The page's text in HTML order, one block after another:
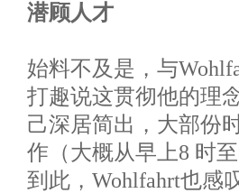
潜顾人才
始料不及是，与
打趣说这贯彻他的理
己深居简出，大部份
作（大概从早上8 时
到此，Wohlfahrt也感